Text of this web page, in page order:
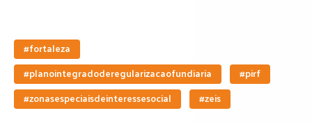
#fortaleza
#planointegradoderegularizacaofundiaria
#pirf
#zonasespeciaisdeinteressesocial
#zeis